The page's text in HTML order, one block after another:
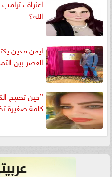
اعتراف
الله؟
ايمن مدين
العصر بين
”حين تصبح
كلمة صغيرة